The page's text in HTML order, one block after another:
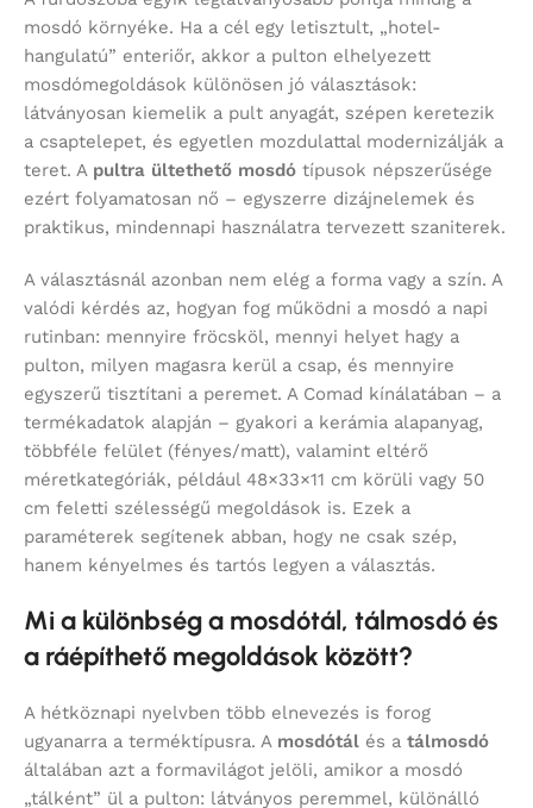
mosdó környéke. Ha a cél egy letisztult, „hotel-
hangulatú” enteriőr, akkor a pulton elhelyezett
mosdómegoldások különösen jó választások:
látványosan kiemelik a pult anyagát, szépen keretezik
a csaptelepet, és egyetlen mozdulattal modernizálják a
teret. A pultra ültethető mosdó típusok népszerűsége
ezért folyamatosan nő – egyszerre dizájnelemek és
praktikus, mindennapi használatra tervezett szaniterek.
A választásnál azonban nem elég a forma vagy a szín. A
valódi kérdés az, hogyan fog működni a mosdó a napi
rutinban: mennyire fröcsköl, mennyi helyet hagy a
pulton, milyen magasra kerül a csap, és mennyire
egyszerű tisztítani a peremet. A Comad kínálatában – a
termékadatok alapján – gyakori a kerámia alapanyag,
többféle felület (fényes/matt), valamint eltérő
méretkategóriák, például 48×33×11 cm körüli vagy 50
cm feletti szélességű megoldások is. Ezek a
paraméterek segítenek abban, hogy ne csak szép,
hanem kényelmes és tartós legyen a választás.
Mi a különbség a mosdótál, tálmosdó és
a ráépíthető megoldások között?
A hétköznapi nyelvben több elnevezés is forog
ugyanarra a terméktípusra. A mosdótál és a tálmosdó
általában azt a formavilágot jelöli, amikor a mosdó
„tálként” ül a pulton: látványos peremmel, különálló